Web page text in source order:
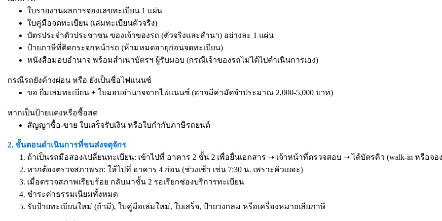
ใบรายงานผลการจองเลขทะเบียน 1 แผ่น
ใบคู่มือจดทะเบียน (เล่มทะเบียนตัวจริง)
บัตรประจำตัวประชาชน ของเจ้าของรถ (ตัวจริงและสำนา) อย่างละ 1 แผ่น
ป้ายภาษีที่ติดกระจกหน้ารถ (ห้ามหมดอายุก่อนจดทะเบียน)
หนังสือมอบอำนาจ พร้อมสำเนาบัตรฯ ผู้รับมอบ (กรณีเจ้าของรถไม่ได้ไปดำเนินการเอง)
กรณีรถยังค้างผ่อน หรือ ยังเป็นชื่อไฟแนนซ์
ขอ ยืมเล่มทะเบียน + ใบมอบอำนาจจากไฟแนนซ์ (อาจมีค่ามัดจำประมาณ 2,000-5,000 บาท)
หากเป็นป้ายแดงหรือซื้อสด
สัญญาซื้อ-ขาย ใบเสร็จรับเงิน หรือใบกำกับภาษีรถยนต์
2. ขั้นตอนดำเนินการที่ขนส่งจตุจักร
ถ้าเป็นรถมือสอง/เปลี่ยนทะเบียน: เข้าไปที่ อาคาร 2 ชั้น 2 เพื่อยื่นเอกสาร ➝ เจ้าหน้าที่ตรวจสอบ ➝ ได้บัตรคิว (walk-in หรือจอ
หากต้องตรวจสภาพรถ: ให้ไปที่ อาคาร 4 ก่อน (ช่วงเช้า เช่น 7:30 น. เพราะคิวเยอะ)
เมื่อตรวจสภาพเรียบร้อย กลับมาชั้น 2 รอเรียกช่องบริการทะเบียน
ชำระค่าธรรมเนียมทั้งหมด
รับป้ายทะเบียนใหม่ (ถ้ามี), ใบคู่มือเล่มใหม่, ใบเสร็จ, ป้ายวงกลม หรือเครื่องหมายเสียภาษี